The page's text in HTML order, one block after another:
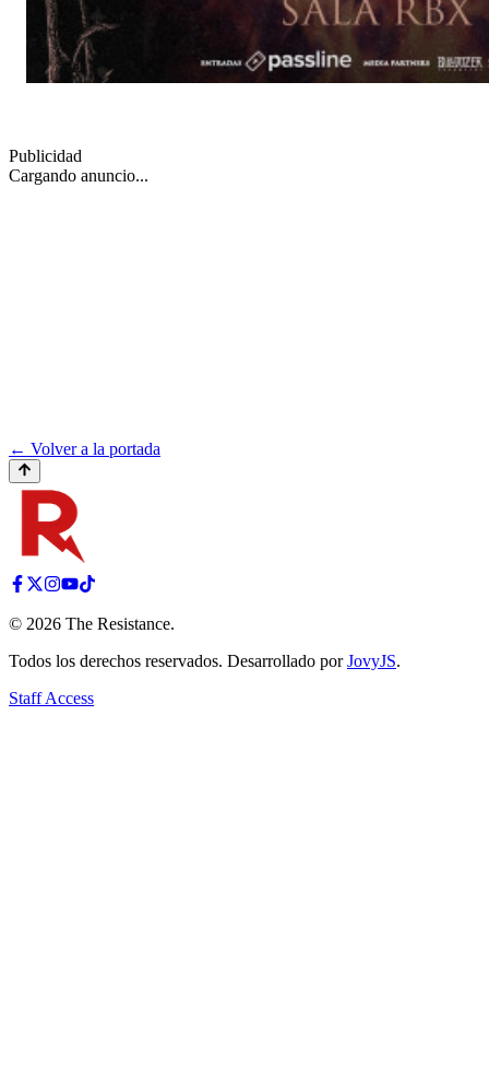
Publicidad
Cargando anuncio...
← Volver a la portada
© 2026 The Resistance.
Todos los derechos reservados. Desarrollado por JovyJS.
Staff Access